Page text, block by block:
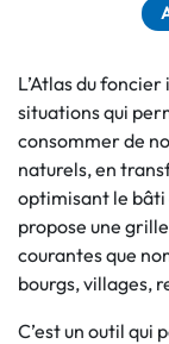
L’Atlas du
situations qui
consommer de
naturels, en
optimisant le
propose une
courantes que
bourgs, villages,
C’est un outil qui